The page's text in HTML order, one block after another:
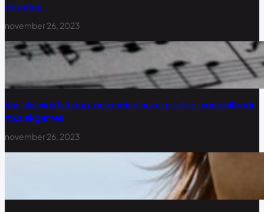
de natuur
november 26, 2023
Van klassiek tot pop: een melodieuze reis door verschillende
muziekgenres
november 26, 2023